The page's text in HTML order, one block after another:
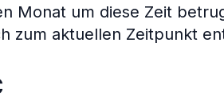
Monat um diese Zeit
zum aktuellen Zeitpunkt